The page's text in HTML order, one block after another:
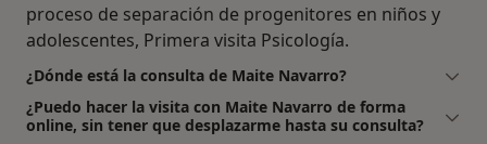
proceso de separación de progenitores en niños y
adolescentes, Primera visita Psicología.
¿Dónde está la consulta de Maite Navarro?
¿Puedo hacer la visita con Maite Navarro de forma
online, sin tener que desplazarme hasta su consulta?